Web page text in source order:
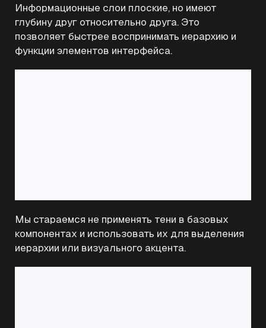
Информационные слои плоские, но имеют
глубину друг относительно друга. Это
позволяет быстрее воспринимать иерархию и
функции элементов интерфейса.
Мы стараемся не применять тени в базовых
компонентах и использовать их для выделения
иерархии или визуального акцента.